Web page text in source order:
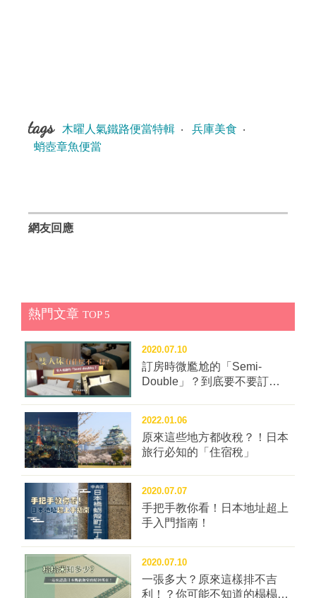
tags 木曜人氣鐵路便當特輯 ‧ 兵庫美食 ‧
蛸壺章魚便當
網友回應
熱門文章 TOP 5
2020.07.10
訂房時微尷尬的「Semi-
Double」？到底要不要訂這
2022.01.06
原來這些地方都收稅？！日本
旅行必知的「住宿稅」
2020.07.07
手把手教你看！日本地址超上
手入門指南！
2020.07.10
一張多大？原來這樣排不吉
利！？你可能不知道的榻榻米